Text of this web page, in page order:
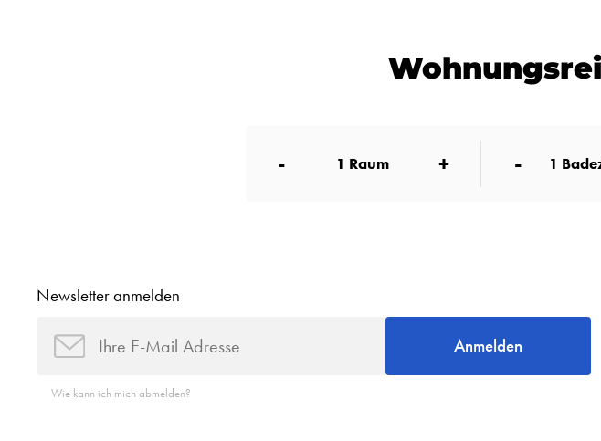
- 1 Raum + - 1
Newsletter anmelden
Anmelden
Wie kann ich mich abmelden?